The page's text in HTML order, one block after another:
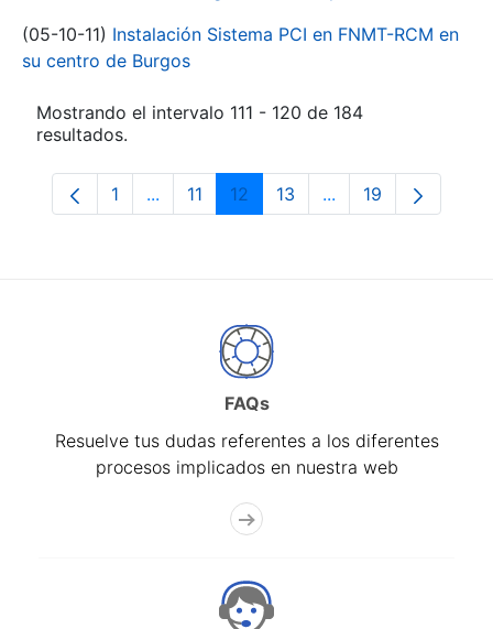
(05-10-11) Instalación Sistema PCI en FNMT-RCM en
su centro de Burgos
Mostrando el intervalo 111 - 120 de 184
resultados.
Página
1 ...Páginas intermedias Use TAB para
Página
11 Página
12 Página
13 ...PáginasPágina
19
FAQs
Resuelve tus dudas referentes a los diferentes
procesos implicados en nuestra web